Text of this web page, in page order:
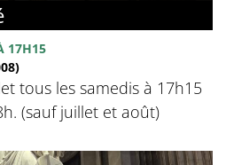
17H15
tous les samedis à 17h15
(sauf juillet et août)